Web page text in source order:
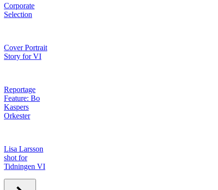
Corporate
Selection
Cover Portrait
Story for VI
Reportage
Feature: Bo
Kaspers
Orkester
Lisa Larsson
shot for
Tidningen VI